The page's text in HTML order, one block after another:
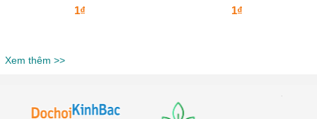
1₫ 1₫
Xem thêm >>